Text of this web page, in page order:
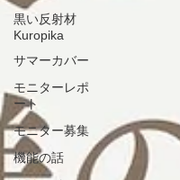
黒い反射材
Kuropika
サマーカバー
モニターレポ
ート
モニター募集
機能の話